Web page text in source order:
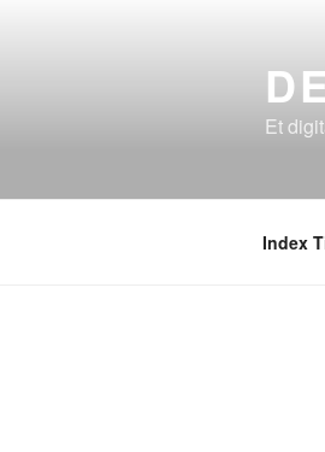
Et
Index